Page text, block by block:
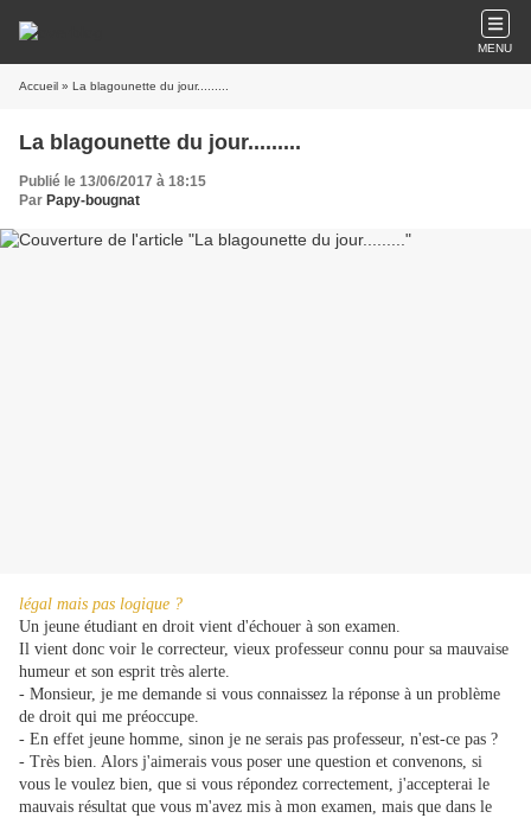
MENU
Accueil » La blagounette du jour.........
La blagounette du jour.........
Publié le 13/06/2017 à 18:15
Par Papy-bougnat
légal mais pas logique ?
Un jeune étudiant en droit vient d'échouer à son examen.
Il vient donc voir le correcteur, vieux professeur connu pour sa mauvaise
humeur et son esprit très alerte.
- Monsieur, je me demande si vous connaissez la réponse à un problème
de droit qui me préoccupe.
- En effet jeune homme, sinon je ne serais pas professeur, n'est-ce pas ?
- Très bien. Alors j'aimerais vous poser une question et convenons, si
vous le voulez bien, que si vous répondez correctement, j'accepterai le
mauvais résultat que vous m'avez mis à mon examen, mais que dans le